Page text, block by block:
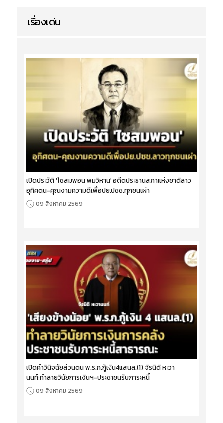
เรื่องเด่น
เปิดประวัติ 'ไซสมพอน พมวิหาน' อดีตประธานสภาแห่งชาติลาว
อุทิศตน-คุณงามความดีเพื่อปย.ปชช.ทุกชนเผ่า
09 สิงหาคม 2569
เปิดคำวินิจฉัยส่วนตน พ.ร.ก.กู้เงิน4แสนล.(1) จิรนิติ หะวา
นนท์:ทำลายวินัยการเงินฯ-ประชาชนรับภาระหนี้
09 สิงหาคม 2569